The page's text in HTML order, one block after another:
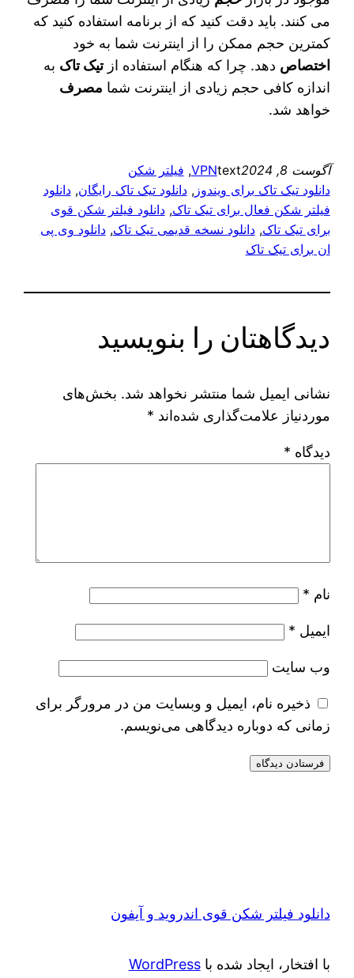
می‌ کنند. باید دقت کنید که از برنامه استفاده کنید که
کمترین حجم ممکن را از اینترنت شما به خود
اختصاص دهد. چرا که هنگام استفاده ازتیک تاک به
اندازه کافی حجم زیادی از اینترنت شما مصرف
خواهد شد.
آگوست 8, 2024 text
VPN
, فیلتر شکن
دانلود تیک تاک برای ویندوز, دانلود تیک تاک رایگان, دانلود
فیلتر شکن فعال برای تیک تاک, دانلود فیلتر شکن قوی
برای تیک تاک, دانلود نسخه قدیمی تیک تاک, دانلود وی پی
ان برای تیک تاک
دیدگاهتان را بنویسید
نشانی ایمیل شما منتشر نخواهد شد. بخش‌های
موردنیاز علامت‌گذاری شده‌اند *
دیدگاه *
نام *
ایمیل *
وب‌ سایت
ذخیره نام، ایمیل و وبسایت من در مرورگر برای
زمانی که دوباره دیدگاهی می‌نویسم.
دانلود فیلتر شکن قوی اندروید و آیفون
با افتخار، ایجاد شده باWordPress